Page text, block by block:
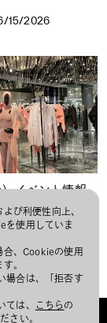
15/2026
イベント情報
20/2026
び利便性向上、
を使用していま
合、Cookieの使用
。
場合は、「拒否す
ては、
こちらの
さい。